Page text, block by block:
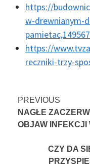
https://
w-drewnianym-
https://
reczniki-trzy-
Continue
Reading
PREVIOUS
NAGŁE
OBJAW INFEKCJI
CZY DA